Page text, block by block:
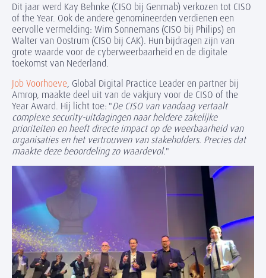
Dit jaar werd Kay Behnke (CISO bij Genmab) verkozen tot CISO
of the Year. Ook de andere genomineerden verdienen een
eervolle vermelding: Wim Sonnemans (CISO bij Philips) en
Walter van Oostrum (CISO bij CAK). Hun bijdragen zijn van
grote waarde voor de cyberweerbaarheid en de digitale
toekomst van Nederland.
Job Voorhoeve, Global Digital Practice Leader en partner bij
Amrop, maakte deel uit van de vakjury voor de CISO of the
Year Award. Hij licht toe: "De CISO van vandaag vertaalt
complexe security-uitdagingen naar heldere zakelijke
prioriteiten en heeft directe impact op de weerbaarheid van
organisaties en het vertrouwen van stakeholders. Precies dat
maakte deze beoordeling zo waardevol."